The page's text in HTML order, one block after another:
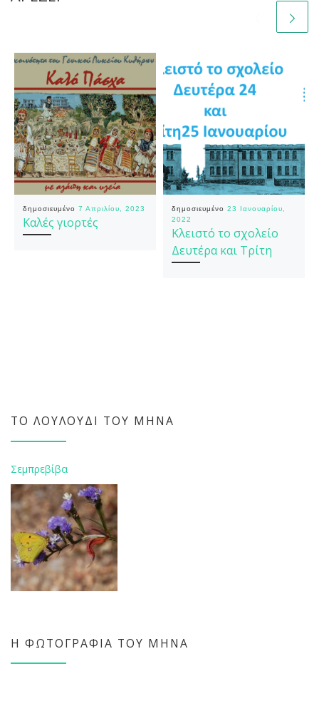
δημοσιευμένο 7 Απριλίου, 2023
Καλές γιορτές
δημοσιευμένο 23 Ιανουαρίου,
2022
Κλειστό το σχολείο
Δευτέρα και Τρίτη
ΤΟ ΛΟΥΛΟΎΔΙ ΤΟΥ ΜΉΝΑ
Σεμπρεβίβα
Η ΦΩΤΟΓΡΑΦΊΑ ΤΟΥ ΜΉΝΑ